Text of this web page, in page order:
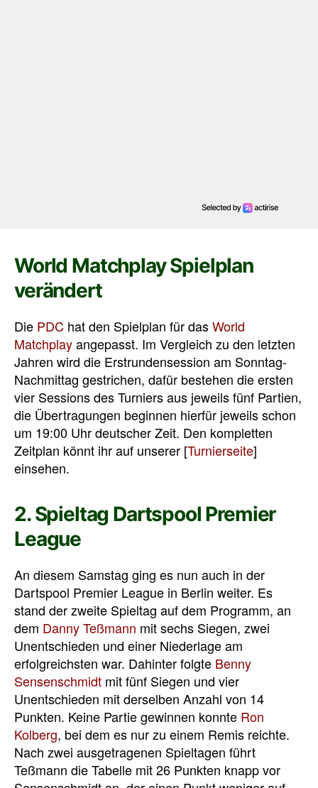
World Matchplay Spielplan
verändert
Die PDC hat den Spielplan für dasWorld
Matchplayangepasst. Im Vergleich zu den letzten
Jahren wird die Erstrundensession am Sonntag-
Nachmittag gestrichen, dafür bestehen die ersten
vier Sessions des Turniers aus jeweils fünf Partien,
die Übertragungen beginnen hierfür jeweils schon
um 19:00 Uhr deutscher Zeit. Den kompletten
Zeitplan könnt ihr auf unserer [Turnierseite]
einsehen.
2. Spieltag Dartspool Premier
League
An diesem Samstag ging es nun auch in der
Dartspool Premier League in Berlin weiter. Es
stand der zweite Spieltag auf dem Programm, an
dem Danny Teßmann mit sechs Siegen, zwei
Unentschieden und einer Niederlage am
erfolgreichsten war. Dahinter folgte Benny
Sensenschmidt mit fünf Siegen und vier
Unentschieden mit derselben Anzahl von 14
Punkten. Keine Partie gewinnen konnte Ron
Kolberg, bei dem es nur zu einem Remis reichte.
Nach zwei ausgetragenen Spieltagen führt
Teßmann die Tabelle mit 26 Punkten knapp vor